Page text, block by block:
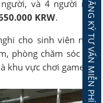
và 4 người mỗi
KRW.
cho sinh viên như:
phòng chăm sóc sức
khu vực chơi game. ĐĂNG KÝ TƯ VẤN MIỄN PHÍ